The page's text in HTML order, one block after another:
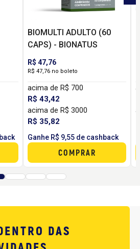
BIOMULTI ADULTO (60
CAPS) - BIONATUS
R$ 47,76
R$ 47,76 no boleto
acima de R$ 700
R$ 43,42
acima de R$ 3000
R$ 35,82
Ganhe R$ 9,55 de cashback
COMPRAR
DAS